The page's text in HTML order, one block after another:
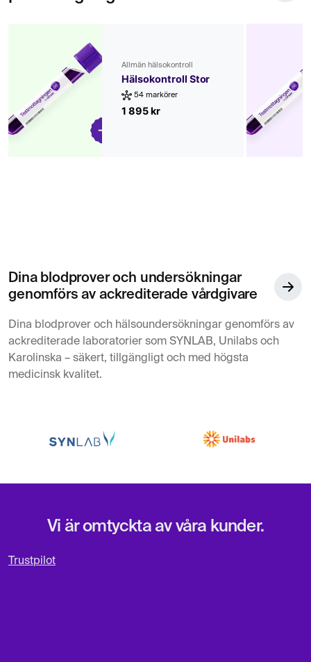
Allmän hälsokontroll
Hälsokontroll Stor
54 markörer
1 895 kr
Dina blodprover och undersökningar
genomförs av ackrediterade vårdgivare
Dina blodprover och hälsoundersökningar genomförs av
ackrediterade laboratorier som SYNLAB, Unilabs och
Karolinska – säkert, tillgängligt och med högsta
medicinsk kvalitet.
Vi är omtyckta av våra kunder.
Trustpilot